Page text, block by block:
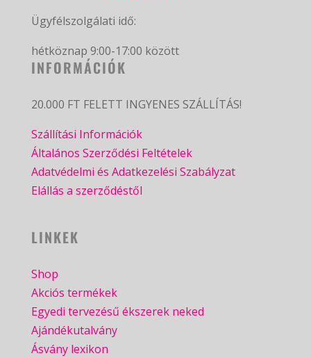
Ügyfélszolgálati idő:
hétköznap 9:00-17:00 között
INFORMÁCIÓK
20.000 FT FELETT INGYENES SZÁLLÍTÁS!
Szállítási Információk
Általános Szerződési Feltételek
Adatvédelmi és Adatkezelési Szabályzat
Elállás a szerződéstől
LINKEK
Shop
Akciós termékek
Egyedi tervezésű ékszerek neked
Ajándékutalvány
Ásvány lexikon